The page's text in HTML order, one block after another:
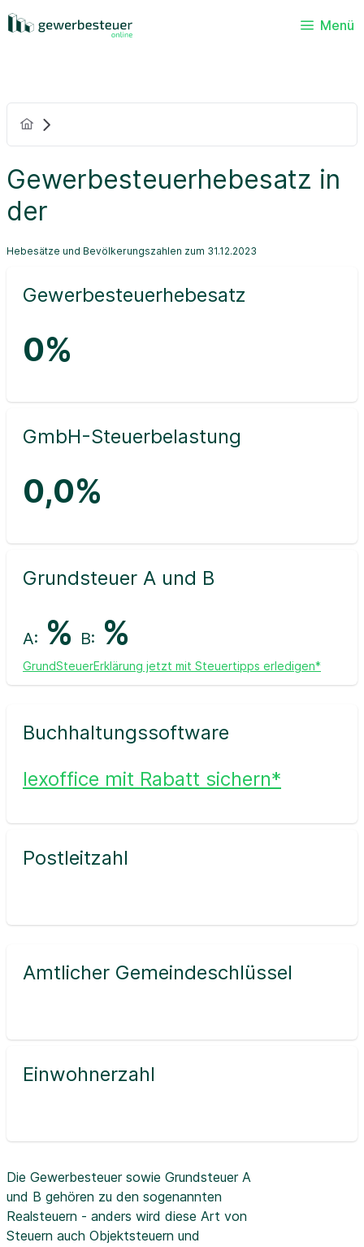
Menü
Gewerbesteuerhebesatz in
der
Hebesätze und Bevölkerungszahlen zum 31.12.2023
Gewerbesteuerhebesatz
0%
GmbH-Steuerbelastung
0,0%
Grundsteuer A und B
A: % B: %
GrundSteuerErklärung jetzt mit Steuertipps erledigen*
Buchhaltungssoftware
lexoffice mit Rabatt sichern*
Postleitzahl
Amtlicher Gemeindeschlüssel
Einwohnerzahl
Die Gewerbesteuer sowie Grundsteuer A
und B gehören zu den sogenannten
Realsteuern - anders wird diese Art von
Steuern auch Objektsteuern und